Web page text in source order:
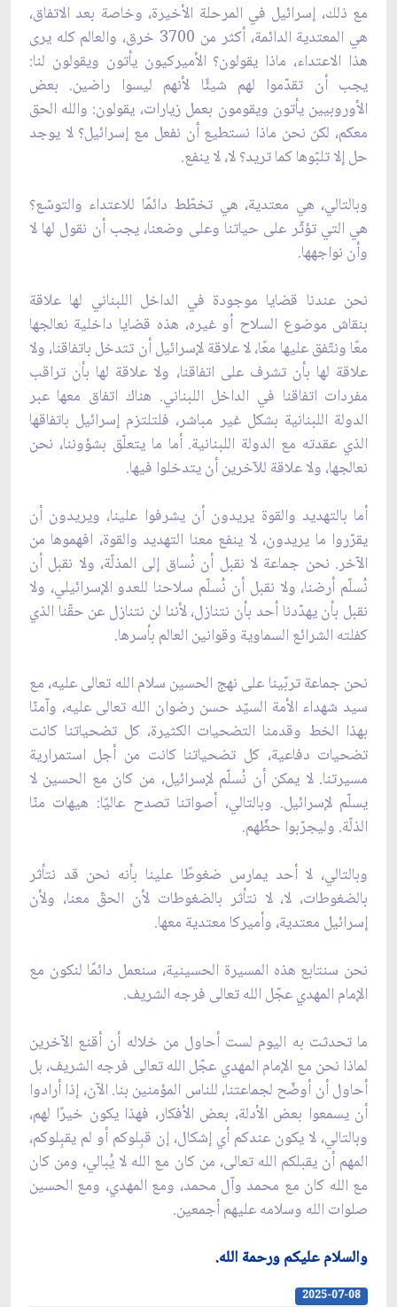
مع ذلك، إسرائيل في المرحلة الأخيرة، وخاصة بعد الاتفاق،
هي المعتدية الدائمة، أكثر من 3700 خرق، والعالم كله يرى
هذا الاعتداء، ماذا يقولون؟ الأميركيون يأتون ويقولون لنا:
يجب أن تقدّموا لهم شيئًا لأنهم ليسوا راضين. بعض
الأوروبيين يأتون ويقومون بعمل زيارات، يقولون: والله الحق
معكم، لكن نحن ماذا نستطيع أن نفعل مع إسرائيل؟ لا يوجد
حل إلا تلبّوها كما تريد؟ لا، لا ينفع.
وبالتالي، هي معتدية، هي تخطّط دائمًا للاعتداء والتوسّع؟
هي التي تؤثّر على حياتنا وعلى وضعنا، يجب أن نقول لها لا
وأن نواجهها.
نحن عندنا قضايا موجودة في الداخل اللبناني لها علاقة
بنقاش موضوع السلاح أو غيره، هذه قضايا داخلية نعالجها
معًا ونتّفق عليها معًا، لا علاقة لإسرائيل أن تتدخل باتفاقنا، ولا
علاقة لها بأن تشرف على اتفاقنا، ولا علاقة لها بأن تراقب
مفردات اتفاقنا في الداخل اللبناني. هناك اتفاق معها عبر
الدولة اللبنانية بشكل غير مباشر، فلتلتزم إسرائيل باتفاقها
الذي عقدته مع الدولة اللبنانية. أما ما يتعلّق بشؤوننا، نحن
نعالجها، ولا علاقة للآخرين أن يتدخلوا فيها.
أما بالتهديد والقوة يريدون أن يشرفوا علينا، ويريدون أن
يقرّروا ما يريدون، لا ينفع معنا التهديد والقوة، افهموها من
الآخر. نحن جماعة لا نقبل أن نُساق إلى المذلّة، ولا نقبل أن
نُسلّم أرضنا، ولا نقبل أن نُسلّم سلاحنا للعدو الإسرائيلي، ولا
نقبل بأن يهدّدنا أحد بأن نتنازل، لأننا لن نتنازل عن حقّنا الذي
كفلته الشرائع السماوية وقوانين العالم بأسرها.
نحن جماعة تربّينا على نهج الحسين سلام الله تعالى عليه، مع
سيد شهداء الأمة السيّد حسن رضوان الله تعالى عليه، وآمنّا
بهذا الخط وقدمنا التضحيات الكثيرة، كل تضحياتنا كانت
تضحيات دفاعية، كل تضحياتنا كانت من أجل استمرارية
مسيرتنا. لا يمكن أن نُسلّم لإسرائيل، من كان مع الحسين لا
يسلّم لإسرائيل. وبالتالي، أصواتنا تصدح عاليًا: هيهات منّا
الذلّة. وليجرّبوا حظّهم.
وبالتالي، لا أحد يمارس ضغوطًا علينا بأنه نحن قد نتأثر
بالضغوطات، لا، لا نتأثر بالضغوطات لأن الحقّ معنا، ولأن
إسرائيل معتدية، وأميركا معتدية معها.
نحن سنتابع هذه المسيرة الحسينية، سنعمل دائمًا لنكون مع
الإمام المهدي عجّل الله تعالى فرجه الشريف.
ما تحدثت به اليوم لست أحاول من خلاله أن أقنع الآخرين
لماذا نحن مع الإمام المهدي عجّل الله تعالى فرجه الشريف، بل
أحاول أن أوضّح لجماعتنا، للناس المؤمنين بنا. الآن، إذا أرادوا
أن يسمعوا بعض الأدلة، بعض الأفكار، فهذا يكون خيرًا لهم،
وبالتالي، لا يكون عندكم أي إشكال، إن قبِلوكم أو لم يقبِلوكم،
المهم أن يقبلكم الله تعالى، من كان مع الله لا يُبالي، ومن كان
مع الله كان مع محمد وآل محمد، ومع المهدي، ومع الحسين
صلوات الله وسلامه عليهم أجمعين.
والسلام عليكم ورحمة الله.
2025-07-08